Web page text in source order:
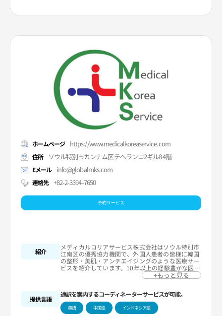
ホームページ https://www.medicalkoreaservice.com
住所 ソウル特別市カンナム区テヘランロ2ギル8 4階
Eメール info@globalmks.com
連絡先 +82-2-3394-7650
予約サービス
紹介
メディカルコリアサービス株式会社はソウル特別市
江南区の優秀協力機関で、外国人患者の皆様に韓国
の整形・美肌・アンチエイジングのような医療サー
ビスを紹介しています。10年以上の経験豊かな医療
スタッフのみを紹介し、認証を受けた病院と連携し
ているため、安心・安全な治療を保証します。英
コンシェルジュが相談から病院マッチング、通訳・
宿泊・ピックアップまでプレミアムな医療サービス
体験をサポートします。
+もっと見る
提供言語
通訳を案内するコーディネーターサービスが可能。
英語 中国語 インドネシア語